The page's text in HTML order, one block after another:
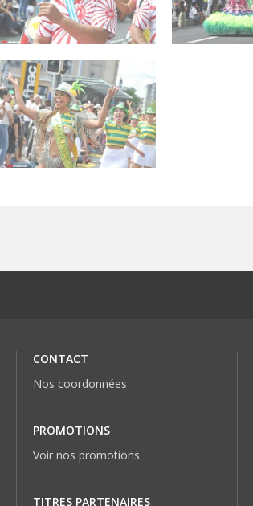
CONTACT
Nos coordonnées
PROMOTIONS
Voir nos promotions
TITRES PARTENAIRES